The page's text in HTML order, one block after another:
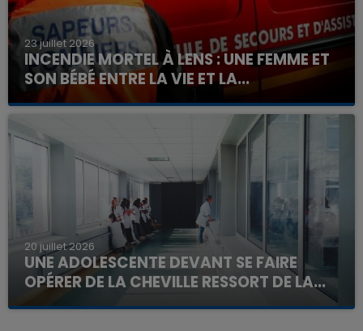
23 juillet 2026
INCENDIE MORTEL À LENS : UNE FEMME ET
SON BÉBÉ ENTRE LA VIE ET LA...
Un homme s'est immolé par le feu après avoir
aspergé sa compagne et leur bébé de trois mois
d'un liquide inflammable.
20 juillet 2026
UNE ADOLESCENTE DEVANT SE FAIRE
OPÉRER DE LA CHEVILLE RESSORT DE LA...
La famille a porté plainte contre la clinique qui a